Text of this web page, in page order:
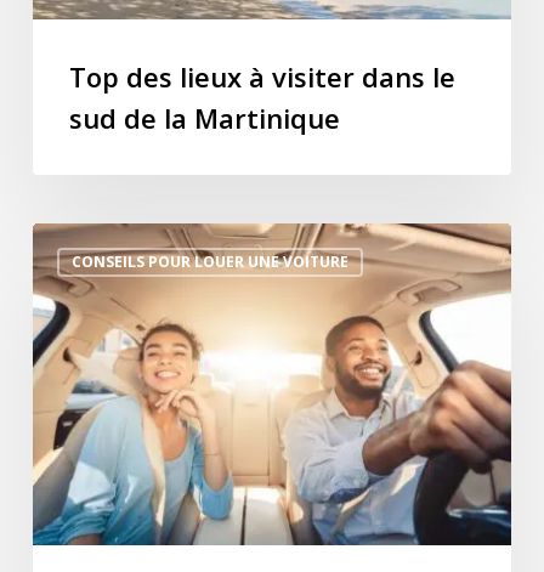
Top des lieux à visiter dans le
sud de la Martinique
CONSEILS POUR LOUER UNE VOITURE
Faut-
il
louer
un
SUV
une
citadine
en
Martinique